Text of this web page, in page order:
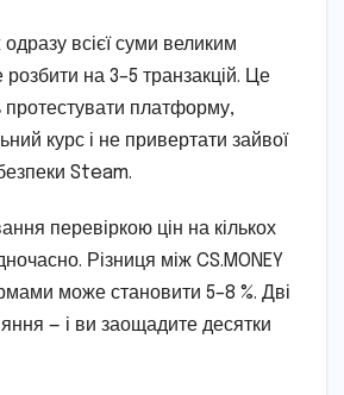
всієї суми великим
на 3–5 транзакцій. Це
протестувати платформу,
курс і не привертати зайвої
Steam.
перевіркою цін на кількох
Різниця між CS.MONEY
може становити 5–8 %. Дві
— і ви заощадите десятки